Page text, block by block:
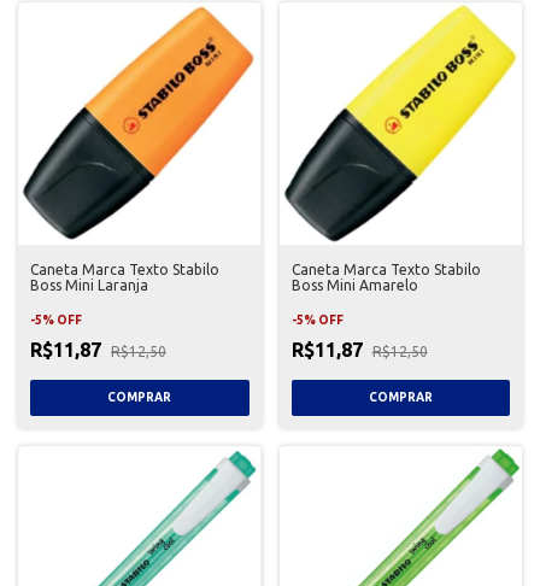
Caneta Marca Texto Stabilo
Boss Mini Laranja
-5% OFF
R$11,87 R$12,50
Caneta Marca Texto Stabilo
Boss Mini Amarelo
-5% OFF
R$11,87 R$12,50